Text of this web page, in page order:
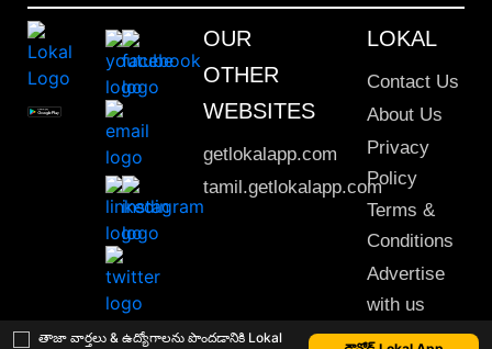
తాజా వార్తలు & ఉద్యోగాలను పొందడానికి Lokal
OUR
OTHER
WEBSITES
getlokalapp.com
tamil.getlokalapp.com
LOKAL
Contact Us
About Us
Privacy
Policy
Terms &
Conditions
Advertise
with us
Sitemap